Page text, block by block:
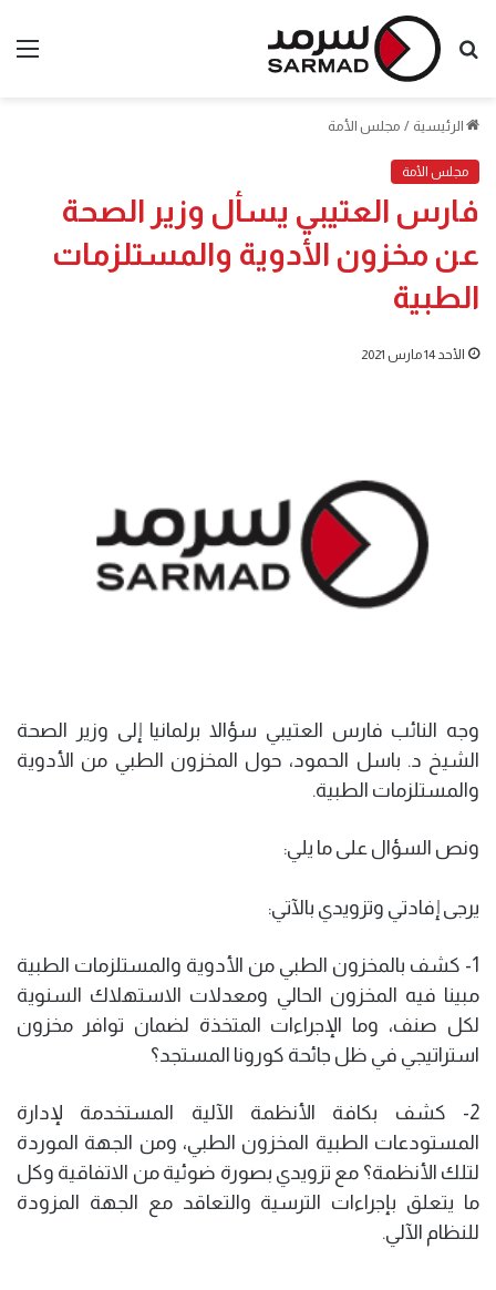
بحث
الرئيسية / مجلس الأمة
مجلس الأمة
فارس العتيبي يسأل وزير الصحة
عن مخزون الأدوية والمستلزمات
الطبية
الأحد 14 مارس 2021
وجه النائب فارس العتيبي سؤالا برلمانيا إلى وزير الصحة
الشيخ د. باسل الحمود، حول المخزون الطبي من الأدوية
والمستلزمات الطبية.
ونص السؤال على ما يلي:
يرجى إفادتي وتزويدي بالآتي:
1- كشف بالمخزون الطبي من الأدوية والمستلزمات الطبية
مبينا فيه المخزون الحالي ومعدلات الاستهلاك السنوية
لكل صنف، وما الإجراءات المتخذة لضمان توافر مخزون
استراتيجي في ظل جائحة كورونا المستجد؟
2- كشف بكافة الأنظمة الآلية المستخدمة لإدارة
المستودعات الطبية المخزون الطبي، ومن الجهة الموردة
لتلك الأنظمة؟ مع تزويدي بصورة ضوئية من الاتفاقية وكل
ما يتعلق بإجراءات الترسية والتعاقد مع الجهة المزودة
للنظام الآلي.